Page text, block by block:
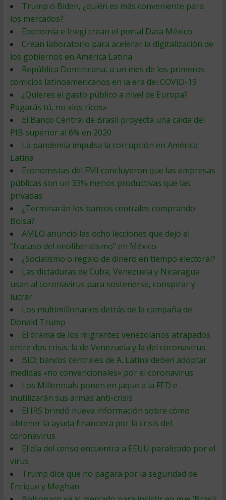
Trump o Biden, ¿quién es más conveniente para
los mercados?
Economía e Inegi crean el portal Data México
Crean laboratorio para acelerar la digitalización de
los gobiernos en América Latina
República Dominicana, a un mes de los primeros
comicios latinoamericanos en la era del COVID-19
¿Quieres el gasto público a nivel de Europa?
Pagarás tú, no «los ricos»
El Banco Central de Brasil proyecta una caída del
PIB superior al 6% en 2020
La pandemia impulsa la corrupción en América
Latina
Economistas del FMI concluyeron que las empresas
públicas son un 33% menos productivas que las
privadas
¿Terminarán los bancos centrales comprando
Bolsa?
AMLO anunció las ocho lecciones que dejó el
“fracaso del neoliberalismo” en México
¿Socialismo o regalo de dinero en tiempo electoral?
Las dictaduras de Cuba, Venezuela y Nicaragua
usan al coronavirus para sostenerse, conspirar y
lucrar
Los multimillonarios detrás de la campaña de
Donald Trump
El drama de los migrantes venezolanos atrapados
entre dos crisis: la de Venezuela y la del coronavirus
BID: bancos centrales de A. Latina deben adoptar
medidas «no convencionales» por el coronavirus
Los Millennials ponen en jaque a la FED e
inutilizarán sus armas anti-crisis
El IRS brindó nueva información sobre cómo
obtener la ayuda financiera por la crisis del
coronavirus
El día del censo encuentra a EEUU paralizado por el
virus
Trump dice que no pagará por la seguridad de
Enrique y Meghan